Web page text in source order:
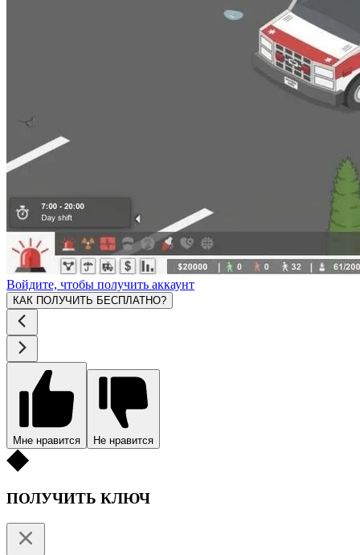
Войдите, чтобы получить аккаунт
КАК ПОЛУЧИТЬ БЕСПЛАТНО?
Мне нравится Не нравится
ПОЛУЧИТЬ КЛЮЧ